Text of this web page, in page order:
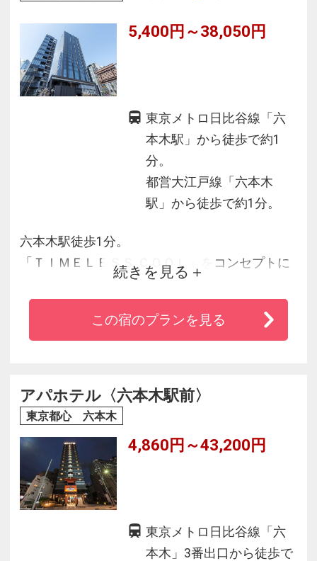
5,400円～38,050円
東京メトロ日比谷線「六
本木駅」から徒歩で約1
分。
都営大江戸線「六本木
駅」から徒歩で約1分。
六本木駅徒歩1分。
「ＴＩＭＥＬＥＳＳ ＣＯＯＬ」をコンセプトに
快眠のための飽きない寝室をご用意しました。
「東京ミッドタウン」徒歩4分、「六本木ヒル
ズ」徒歩9分、「国立新美術館」徒歩8分と好立
続きを見る
この宿のプランを見る
アパホテル〈六本木駅前〉
東京都心 六本木
4,860円～43,200円
東京メトロ日比谷線「六
本木」3番出口から徒歩で